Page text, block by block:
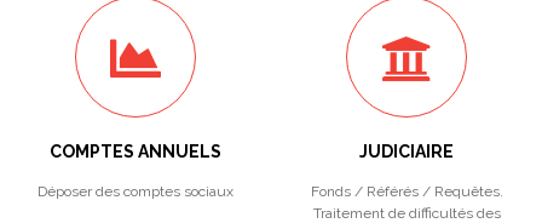
COMPTES ANNUELS
Déposer des comptes sociaux
JUDICIAIRE
Fonds / Référés / Requêtes.
Traitement de difficultés des